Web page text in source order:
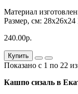
Материал
Размер, см:
240.00р.
Купить
Показано с 1 по 22
Кашпо сизаль в